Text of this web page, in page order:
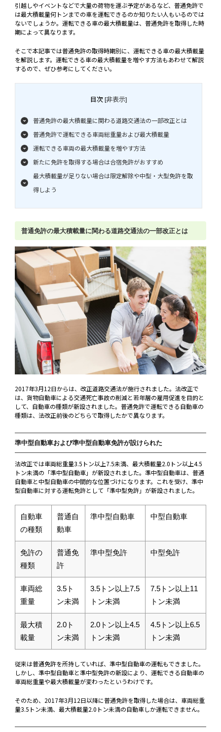
引越しやイベントなどで大量の荷物を運ぶ予定があるなど、普通免許で
は最大積載量何トンまでの車を運転できるのか知りたい人もいるのでは
ないでしょうか。運転できる車の最大積載量は、普通免許を取得した時
期によって異なります。
そこで本記事では普通免許の取得時期別に、運転できる車の最大積載量
を解説します。運転できる車の最大積載量を増やす方法もあわせて解説
するので、ぜひ参考にしてください。
目次 [非表示]
普通免許の最大積載量に関わる道路交通法の一部改正とは
普通免許で運転できる車両総重量および最大積載量
運転できる車両の最大積載量を増やす方法
新たに免許を取得する場合は合宿免許がおすすめ
最大積載量が足りない場合は限定解除や中型・大型免許を取
得しよう
普通免許の最大積載量に関わる道路交通法の一部改正とは
2017年3月12日からは、改正道路交通法が施行されました。法改正で
は、貨物自動車による交通死亡事故の削減と若年層の雇用促進を目的と
して、自動車の種類が新設されました。普通免許で運転できる自動車の
種類は、法改正前後のどちらで取得したかで異なります。
準中型自動車および準中型自動車免許が設けられた
法改正では車両総重量3.5トン以上7.5未満、最大積載量2.0トン以上4.5
トン未満の「準中型自動車」が新設されました。準中型自動車は、普通
自動車と中型自動車の中間的な位置づけになります。これを受け、準中
型自動車に対する運転免許として「準中型免許」が新設されました。
自動車
の種類
普通自
動車
準中型自動車 中型自動車
免許の
種類
普通免
許
準中型免許 中型免許
車両総
重量
3.5ト
ン未満
3.5トン以上7.5
トン未満
7.5トン以上11
トン未満
最大積
載量
2.0ト
ン未満
2.0トン以上4.5
トン未満
4.5トン以上6.5
トン未満
従来は普通免許を所持していれば、準中型自動車の運転もできました。
しかし、準中型自動車と準中型免許の新設により、運転できる自動車の
車両総重量や最大積載量が変わったというわけです。
そのため、2017年3月12日以降に普通免許を取得した場合は、車両総重
量3.5トン未満、最大積載量2.0トン未満の自動車しか運転できません。